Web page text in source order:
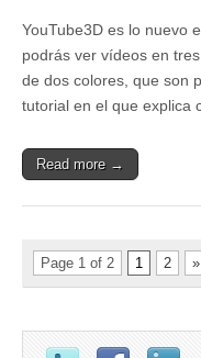
YouTube3D es lo nuevo
podrás ver vídeos en
de dos colores, que son
tutorial en el que explica
Read more →
Page 1 of 2 1 2 »